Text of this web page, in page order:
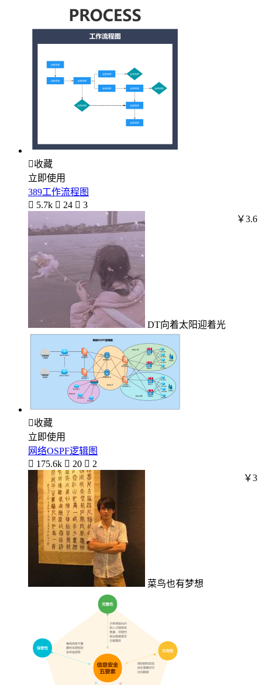
收藏
立即使用
389工作流程图
 5.7k  24  3
DT向着太阳迎着光
￥3.6
收藏
立即使用
网络OSPF逻辑图
 175.6k  20  2
菜鸟也有梦想
￥3